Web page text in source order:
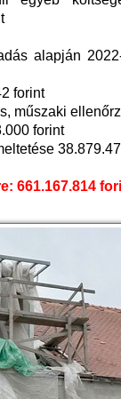
alapján
forint
műszaki
forint
661.167.814